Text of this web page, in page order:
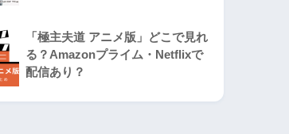
「極主夫道 アニメ版」どこで見れ
る？Amazonプライム・Netflixで
配信あり？